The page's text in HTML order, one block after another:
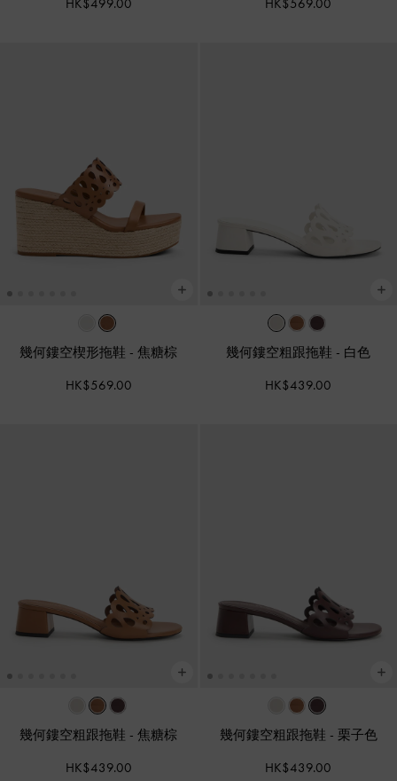
HK$499.00 HK$569.00
幾何鏤空楔形拖鞋 -焦糖棕
HK$569.00
幾何鏤空粗跟拖鞋 - 白色
HK$439.00
幾何鏤空粗跟拖鞋 -焦糖棕
HK$439.00
幾何鏤空粗跟拖鞋 - 栗子色
HK$439.00